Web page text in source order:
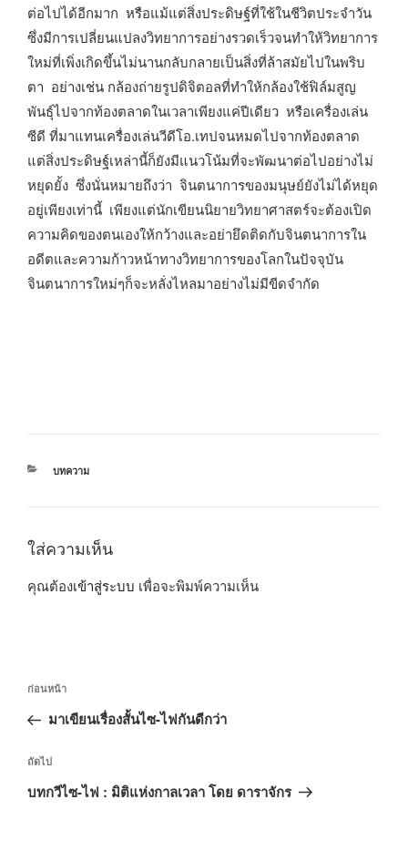
ต่อไปได้อีกมาก หรือแม้แต่สิ่งประดิษฐ์ที่ใช้ในชีวิตประจำวัน
ซึ่งมีการเปลี่ยนแปลงวิทยาการอย่างรวดเร็วจนทำให้วิทยาการ
ใหม่ที่เพิ่งเกิดขึ้นไม่นานกลับกลายเป็นสิ่งที่ล้าสมัยไปในพริบ
ตา อย่างเช่น กล้องถ่ายรูปดิจิตอลที่ทำให้กล้องใช้ฟิล์มสูญ
พันธุ์ไปจากท้องตลาดในเวลาเพียงแค่ปีเดียว หรือเครื่องเล่น
ซีดี ที่มาแทนเครื่องเล่นวีดีโอ.เทปจนหมดไปจากท้องตลาด
แต่สิ่งประดิษฐ์เหล่านี้ก็ยังมีแนวโน้มที่จะพัฒนาต่อไปอย่างไม่
หยุดยั้ง ซึ่งนั่นหมายถึงว่า จินตนาการของมนุษย์ยังไม่ได้หยุด
อยู่เพียงเท่านี้ เพียงแต่นักเขียนนิยายวิทยาศาสตร์จะต้องเปิด
ความคิดของตนเองให้กว้างและอย่ายึดติดกับจินตนาการใน
อดีตและความก้าวหน้าทางวิทยาการของโลกในปัจจุบัน
จินตนาการใหม่ๆก็จะหลั่งไหลมาอย่างไม่มีขีดจำกัด
หมวด
บทความ
ใส่ความเห็น
คุณต้องเข้าสู่ระบบ เพื่อจะพิมพ์ความเห็น
แนะแนว
เรื่อง
เรื่อง
ก่อน
ก่อนหน้า
มาเขียนเรื่องสั้นไซ-ไฟกันดีกว่า
เรื่อง
ถัด
ถัดไป
บทกวีไซ-ไฟ : มิติแห่งกาลเวลา โดย ดาราจักร